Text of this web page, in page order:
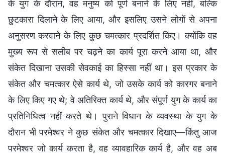
के युग के दौरान, वह मनुष्य को पूर्ण बनाने के लिए नहीं, बल्कि
छुटकारा दिलाने के लिए आया, और इसलिए उसने लोगों से अपना
अनुसरण करवाने के लिए कुछ चमत्कार प्रदर्शित किए। क्योंकि वह
मुख्य रूप से सलीब पर चढ़ने का कार्य पूरा करने आया था, और
संकेत दिखाना उसकी सेवकाई का हिस्सा नहीं था। इस प्रकार के
संकेत और चमत्कार ऐसे कार्य थे, जो उसके कार्य को कारगर बनाने
के लिए किए गए थे; वे अतिरिक्त कार्य थे, और संपूर्ण युग के कार्य का
प्रतिनिधित्व नहीं करते थे। पुराने विधान के व्यवस्था के युग के
दौरान भी परमेश्वर ने कुछ संकेत और चमत्कार दिखाए—किंतु आज
परमेश्वर जो कार्य करता है, वह व्यावहारिक कार्य है, और वह अब